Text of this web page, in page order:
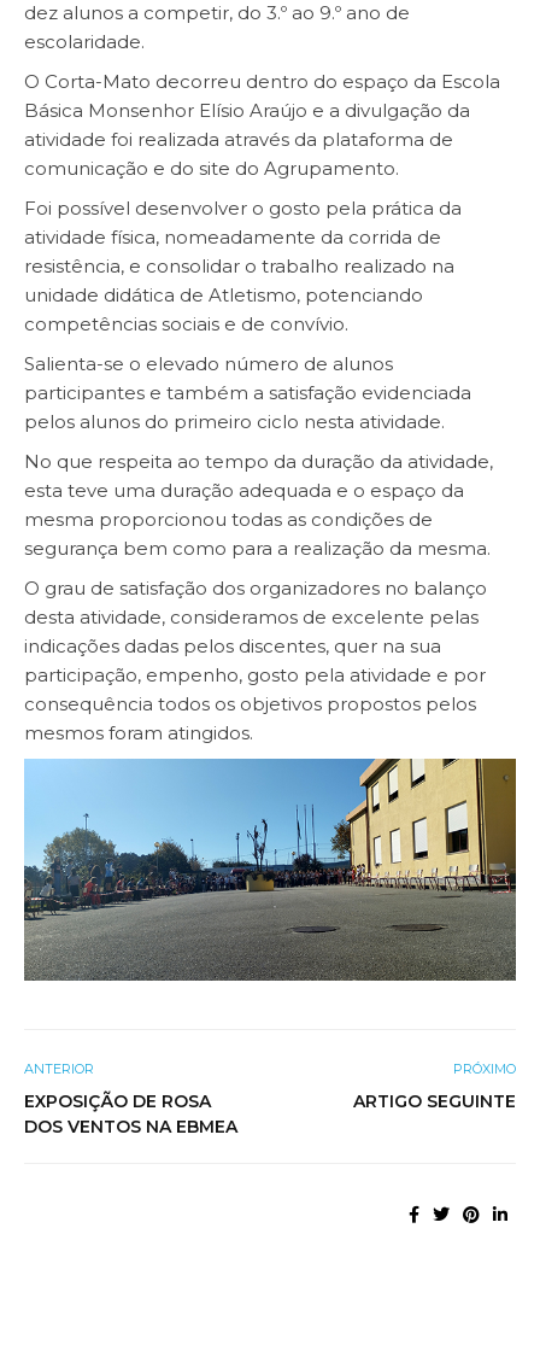
dez alunos a competir, do 3.º ao 9.º ano de
escolaridade.
O Corta-Mato decorreu dentro do espaço da Escola
Básica Monsenhor Elísio Araújo e a divulgação da
atividade foi realizada através da plataforma de
comunicação e do site do Agrupamento.
Foi possível desenvolver o gosto pela prática da
atividade física, nomeadamente da corrida de
resistência, e consolidar o trabalho realizado na
unidade didática de Atletismo, potenciando
competências sociais e de convívio.
Salienta-se o elevado número de alunos
participantes e também a satisfação evidenciada
pelos alunos do primeiro ciclo nesta atividade.
No que respeita ao tempo da duração da atividade,
esta teve uma duração adequada e o espaço da
mesma proporcionou todas as condições de
segurança bem como para a realização da mesma.
O grau de satisfação dos organizadores no balanço
desta atividade, consideramos de excelente pelas
indicações dadas pelos discentes, quer na sua
participação, empenho, gosto pela atividade e por
consequência todos os objetivos propostos pelos
mesmos foram atingidos.
ANTERIOR
EXPOSIÇÃO DE ROSA
DOS VENTOS NA EBMEA
PRÓXIMO
ARTIGO SEGUINTE